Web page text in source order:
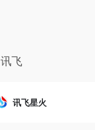
讯飞
讯飞星火